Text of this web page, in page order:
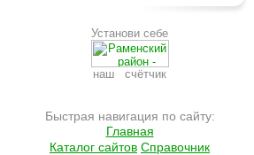
Установи себе
наш счётчик
Быстрая навигация по сайту:
Главная
Каталог сайтов Справочник